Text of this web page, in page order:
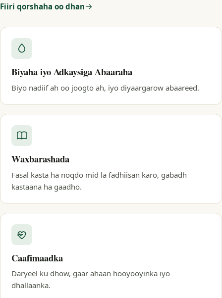
Fiiri qorshaha oo dhan
Biyaha iyo Adkaysiga Abaaraha
Biyo nadiif ah oo joogto ah, iyo diyaargarow abaareed.
Waxbarashada
Fasal kasta ha noqdo mid la fadhiisan karo, gabadh
kastaana ha gaadho.
Caafimaadka
Daryeel ku dhow, gaar ahaan hooyooyinka iyo
dhallaanka.